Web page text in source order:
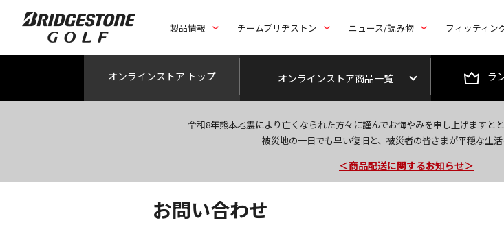
製品情報 チームブリヂストン ニュース/読み物 フィッティン
オンラインストア トップ オンラインストア商品一覧 ラ
令和8年熊本地震により亡くなられた方々に謹んでお悔やみを申し上げますと
被災地の一日でも早い復旧と、被災者の皆さまが平穏な生
今なら新規会員登録で1,000円OFFク
＜商品配送に関するお知らせ＞
＜夏季休暇中のご注文・発送・お問い
お問い合わせ